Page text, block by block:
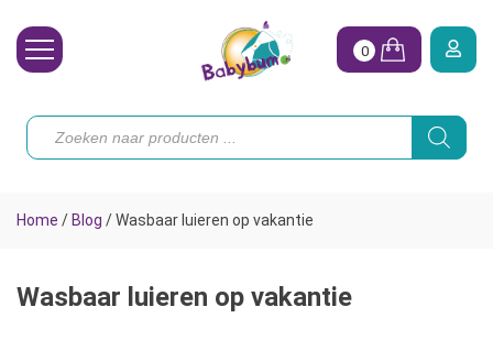
Toebehoren
Koopjes
0
Producten
zoeken
Home / Blog /Wasbaar luieren op vakantie
Wasbaar luieren op vakantie